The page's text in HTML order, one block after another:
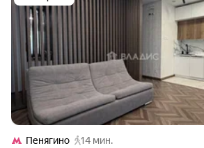
Пенягино
14 мин.